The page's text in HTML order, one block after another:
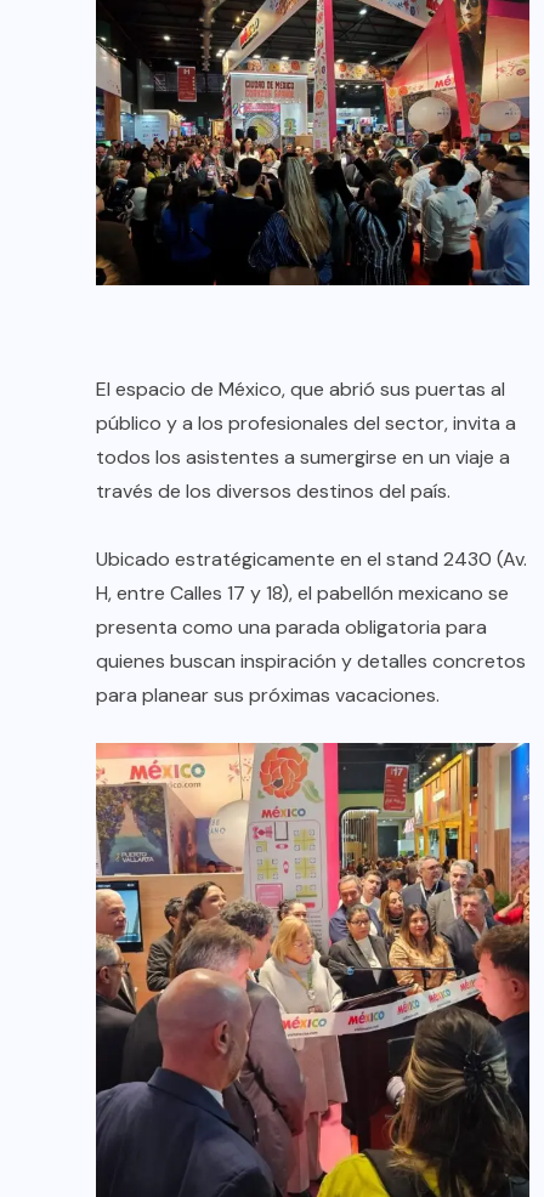
El espacio de México, que abrió sus puertas al
público y a los profesionales del sector, invita a
todos los asistentes a sumergirse en un viaje a
través de los diversos destinos del país.
Ubicado estratégicamente en el stand 2430 (Av.
H, entre Calles 17 y 18), el pabellón mexicano se
presenta como una parada obligatoria para
quienes buscan inspiración y detalles concretos
para planear sus próximas vacaciones.